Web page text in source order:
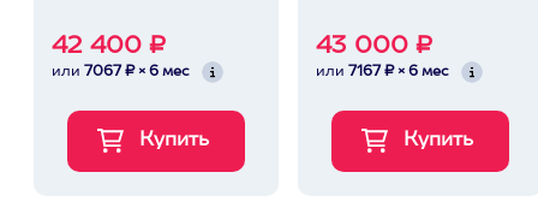
42 400 ₽
или 7067 ₽ × 6 мес
43 000 ₽
или 7167 ₽ × 6 мес